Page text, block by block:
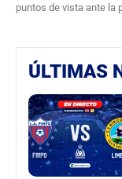
puntos de vista ante la
ÚLTIMAS